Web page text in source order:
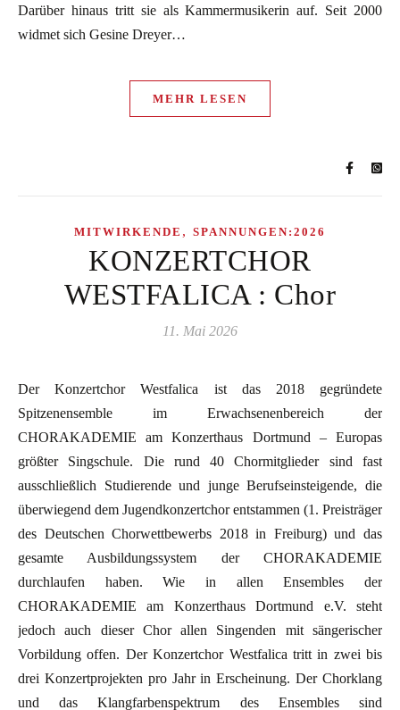
Darüber hinaus tritt sie als Kammermusikerin auf. Seit 2000
widmet sich Gesine Dreyer…
MEHR LESEN
MITWIRKENDE , SPANNUNGEN:2026
KONZERTCHOR
WESTFALICA : Chor
11. Mai 2026
Der Konzertchor Westfalica ist das 2018 gegründete
Spitzenensemble im Erwachsenenbereich der
CHORAKADEMIE am Konzerthaus Dortmund – Europas
größter Singschule. Die rund 40 Chormitglieder sind fast
ausschließlich Studierende und junge Berufseinsteigende, die
überwiegend dem Jugendkonzertchor entstammen (1. Preisträger
des Deutschen Chorwettbewerbs 2018 in Freiburg) und das
gesamte Ausbildungssystem der CHORAKADEMIE
durchlaufen haben. Wie in allen Ensembles der
CHORAKADEMIE am Konzerthaus Dortmund e.V. steht
jedoch auch dieser Chor allen Singenden mit sängerischer
Vorbildung offen. Der Konzertchor Westfalica tritt in zwei bis
drei Konzertprojekten pro Jahr in Erscheinung. Der Chorklang
und das Klangfarbenspektrum des Ensembles sind